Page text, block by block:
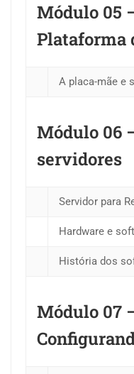
Módulo 05
Plataforma
A placa-mãe e
Módulo 06
servidores
Servidor para
Hardware e
História dos
Módulo 07